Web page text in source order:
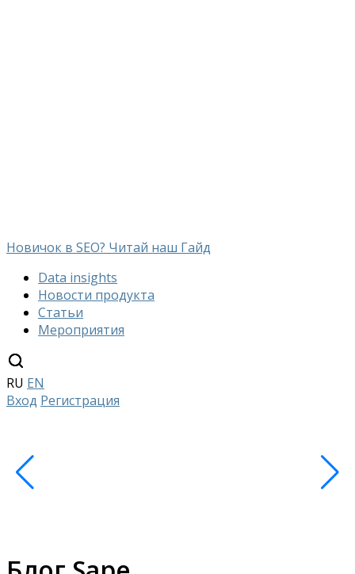
Новичок в SEO? Читай наш Гайд
Data insights
Новости продукта
Статьи
Мероприятия
RU EN
Вход Регистрация